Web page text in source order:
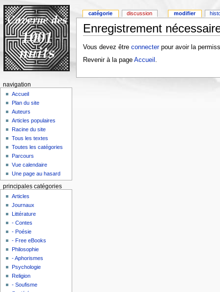
Enregistrement
Vous devez être connecterpour avoir la
Revenir à la page Accueil
catégorie discussion modifier
navigation
Accueil
Plan du site
Auteurs
Articles populaires
Racine du site
Tous les textes
Toutes les catégories
Parcours
Vue calendaire
Une page au hasard
principales catégories
Articles
Journaux
Littérature
- Contes
- Poésie
- Free eBooks
Philosophie
- Aphorismes
Psychologie
Religion
- Soufisme